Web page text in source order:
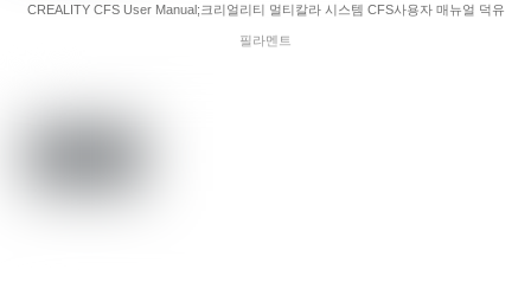
CREALITY CFS User Manual;크리얼리티 멀티칼라 시스템 CFS사용자 매뉴얼 덕유
필라멘트